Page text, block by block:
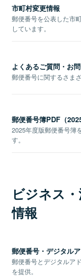
市町村変更情報
郵便番号を公表した市
しています。
よくあるご質問・お
郵便番号に関するさま
郵便番号簿PDF（
2025年度版郵便番号簿
す。
ビジネス
情報
郵便番号・デジタル
郵便番号とデジタルア
を提供。